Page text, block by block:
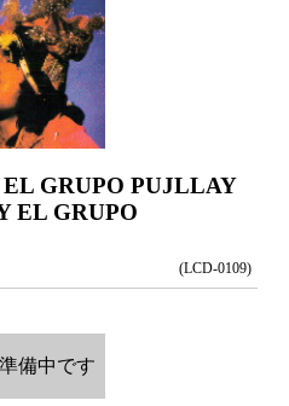
GRUPO PUJLLAY
EL GRUPO
(LCD-0109)
備中です